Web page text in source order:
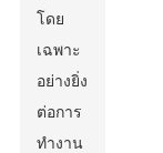
โดย
เฉพาะ
อย่างยิ่ง
ต่อการ
ทำงาน